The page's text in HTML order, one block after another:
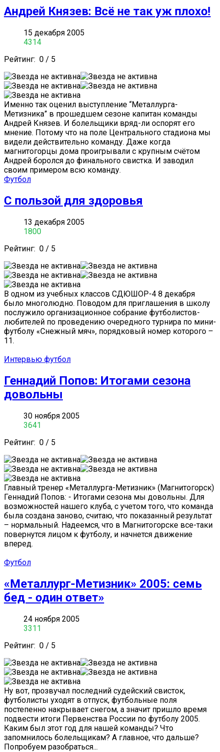
Андрей Князев: Всё не так уж плохо!
15 декабря 2005
4314
Рейтинг: 0 / 5
Именно так оценил выступление “Металлурга-
Метизника” в прошедшем сезоне капитан команды
Андрей Князев. И болельщики вряд-ли оспорят его
мнение. Потому что на поле Центрального стадиона мы
видели действительно команду. Даже когда
магнитогорцы дома проигрывали с крупным счётом
Андрей боролся до финального свистка. И заводил
своим примером всю команду.
Футбол
С пользой для здоровья
13 декабря 2005
1800
Рейтинг: 0 / 5
В одном из учебных классов СДЮШОР-4 8 декабря
было многолюдно. Поводом для приглашения в школу
послужило организационное собрание футболистов-
любителей по проведению очередного турнира по мини-
футболу «Снежный мяч», порядковый номер которого –
11.
Интервью футбол
Геннадий Попов: Итогами сезона
довольны
30 ноября 2005
3641
Рейтинг: 0 / 5
Главный тренер «Металлурга-Метизник» (Магнитогорск)
Геннадий Попов: - Итогами сезона мы довольны. Для
возможностей нашего клуба, с учетом того, что команда
была создана заново, считаю, что показанный результат
– нормальный. Надеемся, что в Магнитогорске все-таки
повернутся лицом к футболу, и начнется движение
вперед.
Футбол
«Металлург-Метизник» 2005: семь
бед - один ответ»
24 ноября 2005
3311
Рейтинг: 0 / 5
Ну вот, прозвучал последний судейский свисток,
футболисты уходят в отпуск, футбольные поля
постепенно накрывает снегом, а значит пришло время
подвести итоги Первенства России по футболу 2005.
Каким был этот год для нашей команды? Что
запомнилось болельщикам? А главное, что дальше?
Попробуем разобраться...